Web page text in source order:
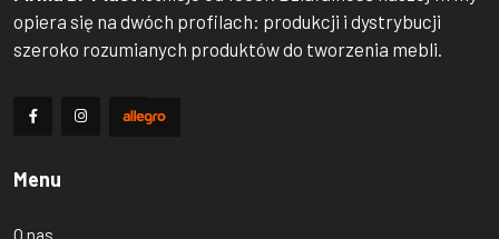
opiera się na dwóch profilach: produkcji i dystrybucji
szeroko rozumianych produktów do tworzenia mebli.
Menu
O nas